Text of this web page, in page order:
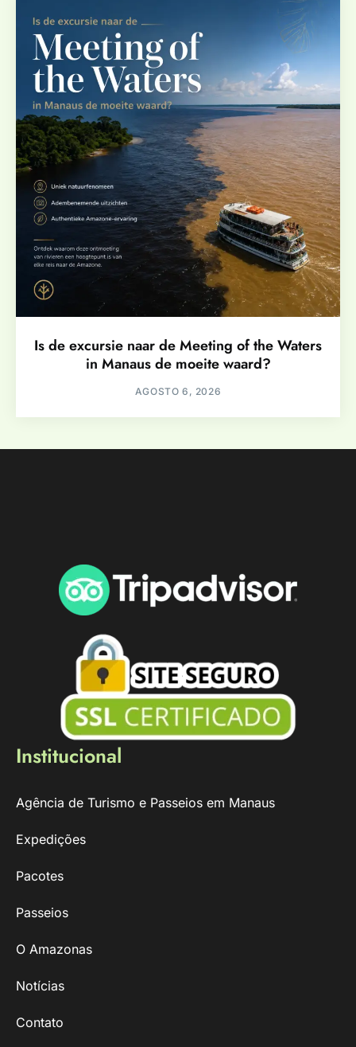
Is de excursie naar de Meeting of the Waters
in Manaus de moeite waard?
AGOSTO 6, 2026
Institucional
Agência de Turismo e Passeios em Manaus
Expedições
Pacotes
Passeios
O Amazonas
Notícias
Contato